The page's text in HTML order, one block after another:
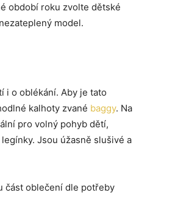
období roku zvolte dětské
model.
i o oblékání. Aby je tato
kalhoty zvané baggy. Na
pro volný pohyb dětí,
Jsou úžasně slušivé a
část oblečení dle potřeby